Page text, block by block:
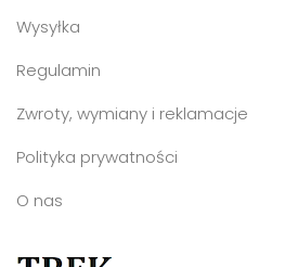
Wysyłka
Regulamin
Zwroty, wymiany i reklamacje
Polityka prywatności
O nas